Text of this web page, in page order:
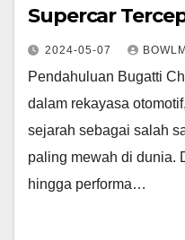
Supercar
2024-05-07
Pendahuluan Bugatti
dalam rekayasa
sejarah sebagai salah
paling mewah di dunia.
hingga performa…